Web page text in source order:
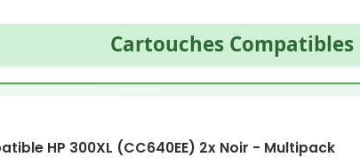
Cartouches Compatibles
HP 300XL (CC640EE) 2x Noir - Multipack